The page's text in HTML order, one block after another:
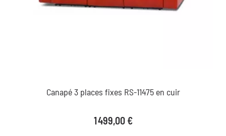
Canapé 3 places fixes RS-11475 en cuir
Prix
1 499,00 €